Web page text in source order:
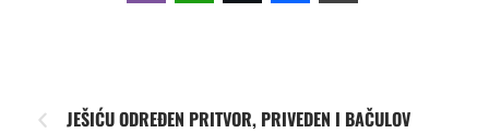
JEŠIĆU ODREĐEN PRITVOR, PRIVEDEN I BAČULOV